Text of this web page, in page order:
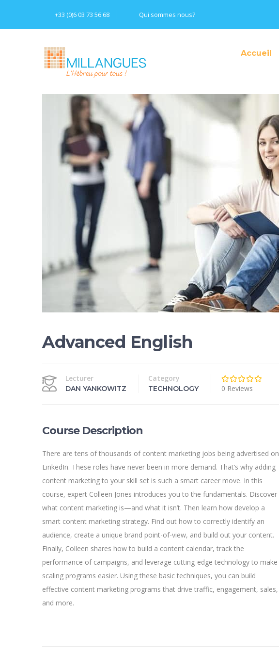
+33 (0)6 03 73 56 68 Qui sommes nous?
Accueil
Advanced English
Lecturer
DAN YANKOWITZ
Category
TECHNOLOGY 0 Reviews
Course Description
There are tens of thousands of content marketing jobs being advertised on
LinkedIn. These roles have never been in more demand. That’s why adding
content marketing to your skill set is such a smart career move. In this
course, expert Colleen Jones introduces you to the fundamentals. Discover
what content marketing is—and what it isn’t. Then learn how develop a
smart content marketing strategy. Find out how to correctly identify an
audience, create a unique brand point-of-view, and build out your content.
Finally, Colleen shares how to build a content calendar, track the
performance of campaigns, and leverage cutting-edge technology to make
scaling programs easier. Using these basic techniques, you can build
effective content marketing programs that drive traffic, engagement, sales,
and more.